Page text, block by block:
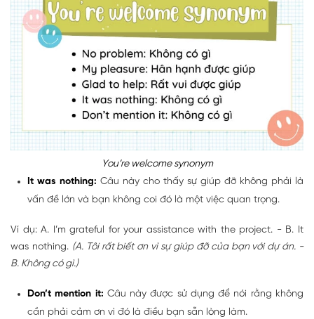
You’re welcome synonym
It was nothing: Câu này cho thấy sự giúp đỡ không phải là
vấn đề lớn và bạn không coi đó là một việc quan trọng.
Ví dụ: A. I’m grateful for your assistance with the project. - B. It
was nothing. (A. Tôi rất biết ơn vì sự giúp đỡ của bạn với dự án. -
B. Không có gì.)
Don’tmention it: Câu này được sử dụng để nói rằng không
cần phải cảm ơn vì đó là điều bạn sẵn lòng làm.